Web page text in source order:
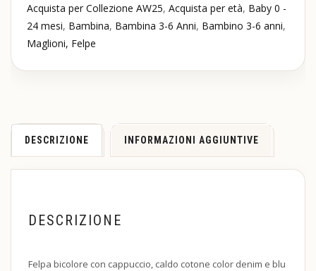
Acquista per Collezione AW25, Acquista per età, Baby 0 -
24 mesi, Bambina, Bambina 3-6 Anni, Bambino 3-6 anni,
Maglioni, Felpe
DESCRIZIONE INFORMAZIONI AGGIUNTIVE
DESCRIZIONE
Felpa bicolore con cappuccio, caldo cotone color denim e blu